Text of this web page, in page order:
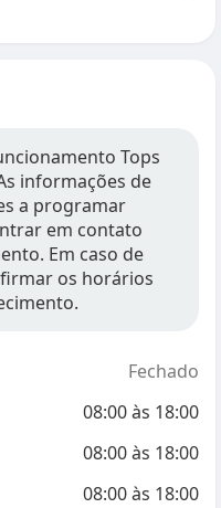
Tops
informações de
a programar
em contato
Em caso de
os horários
Fechado
08:00às 18:00
08:00às 18:00
08:00às 18:00